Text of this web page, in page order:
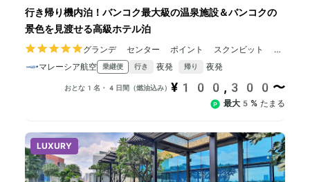
行き帰り機内泊！バンコク最大級の温泉施設＆バンコクの
景色を見渡せる高級ホテル泊
グランデ センター ポイント スクンビット 5
5
マレーシア航空 乗継便 行き 夜発 帰り 夜発
おとな1名・4日間（燃油込み） ¥100,300〜
最大5% たまる
LUXURY